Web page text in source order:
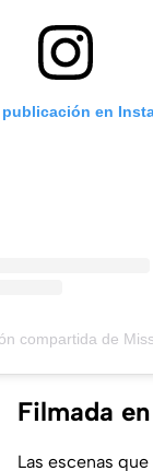
publicación en
Filmada
Las escenas